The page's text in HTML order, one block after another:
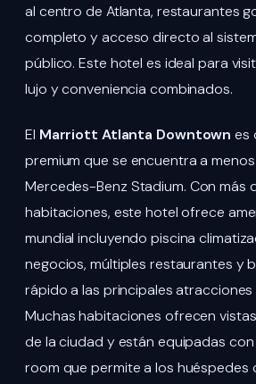
al centro de Atlanta, restaurantes
completo y acceso directo al
público. Este hotel es ideal para
lujo y conveniencia combinados.
El Marriott Atlanta Downtown es
premium que se encuentra a
Mercedes-Benz Stadium. Con más
habitaciones, este hotel ofrece
mundial incluyendo piscina
negocios, múltiples restaurantes y
rápido a las principales atracciones
Muchas habitaciones ofrecen
de la ciudad y están equipadas
room que permite a los huéspedes